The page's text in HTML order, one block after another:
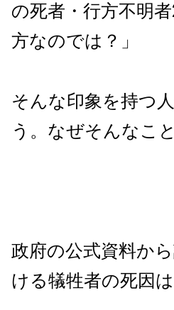
の死者・行方不明
方なのでは？」
そんな印象を持つ
う。なぜそんなこ
政府の公式資料か
ける犠牲者の死因